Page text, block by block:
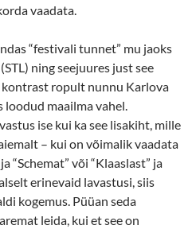
vaadata.
“festivali tunnet” mu jaoks
ning seejuures just see
ropult nunnu Karlova
maailma vahel.
ise kui ka see lisakiht, mille
– kui on võimalik vaadata
“Schemat” või “Klaaslast” ja
erinevaid lavastusi, siis
kogemus. Püüan seda
leida, kui et see on